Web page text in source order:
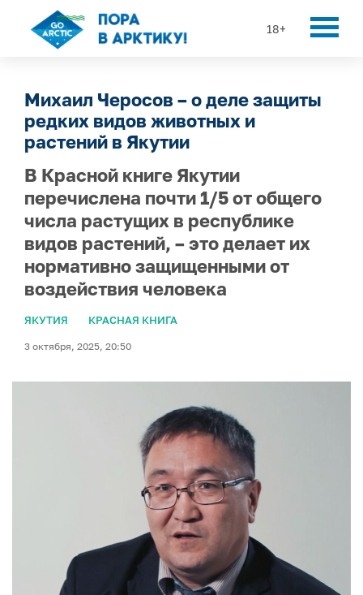
18+
Михаил Черосов – о деле защиты
редких видов животных и
растений в Якутии
В Красной книге Якутии
перечислена почти 1/5 от общего
числа растущих в республике
видов растений, – это делает их
нормативно защищенными от
воздействия человека
ЯКУТИЯ КРАСНАЯ КНИГА
3 октября, 2025, 20:50